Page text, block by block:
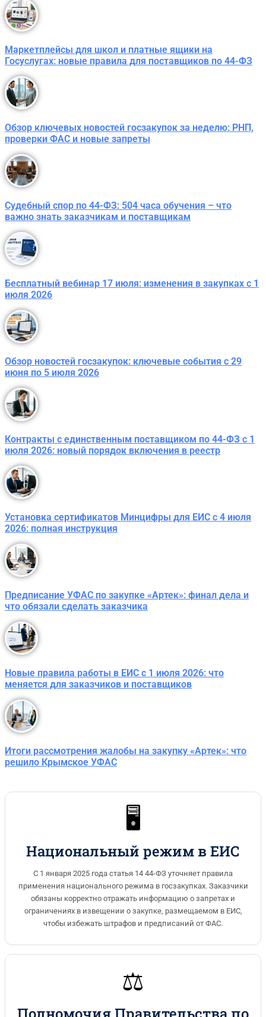
Маркетплейсы для школ и платные ящики на
Госуслугах: новые правила для поставщиков по 44-ФЗ
Обзор ключевых новостей госзакупок за неделю: РНП,
проверки ФАС и новые запреты
Судебный спор по 44-ФЗ: 504 часа обучения – что
важно знать заказчикам и поставщикам
Бесплатный вебинар 17 июля: изменения в закупках с 1
июля 2026
Обзор новостей госзакупок: ключевые события с 29
июня по 5 июля 2026
Контракты с единственным поставщиком по 44-ФЗ с 1
июля 2026: новый порядок включения в реестр
Установка сертификатов Минцифры для ЕИС с 4 июля
2026: полная инструкция
Предписание УФАС по закупке «Артек»: финал дела и
что обязали сделать заказчика
Новые правила работы в ЕИС с 1 июля 2026: что
меняется для заказчиков и поставщиков
Итоги рассмотрения жалобы на закупку «Артек»: что
решило Крымское УФАС
🖥️
Национальный режим в ЕИС
С 1 января 2025 года статья 14 44-ФЗ уточняет правила
применения национального режима в госзакупках. Заказчики
обязаны корректно отражать информацию о запретах и
ограничениях в извещении о закупке, размещаемом в ЕИС,
чтобы избежать штрафов и предписаний от ФАС.
⚖️